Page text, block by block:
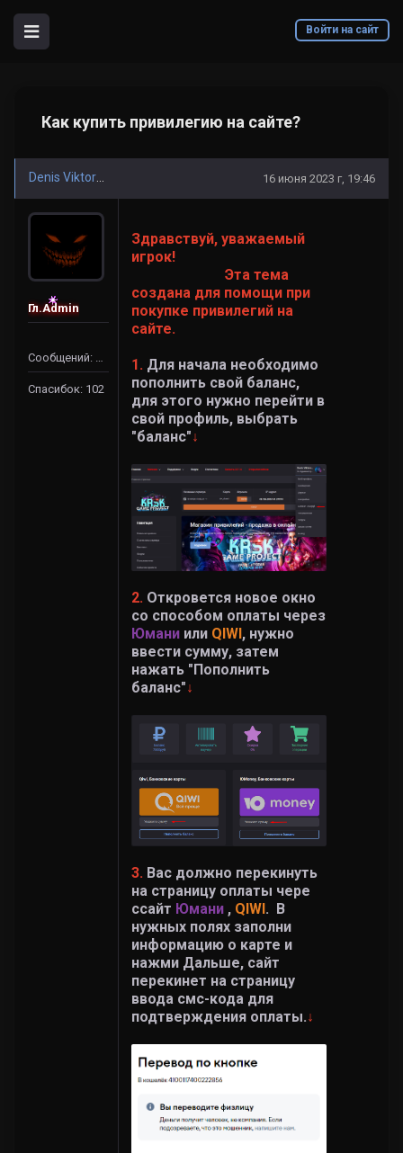
Войти на сайт
Как купить привилегию на сайте?
16 июня 2023 г, 19:46
Гл.Admin
Спасибок: 102
Здравствуй, уважаемый
игрок!
Эта тема
создана для помощи при
покупке привилегий на
сайте.
1. Для начала необходимо
пополнить свой баланс,
для этого нужно перейти в
свой профиль, выбрать
"баланс"↓
2. Откровется новое окно
со способом оплаты через
Юмани или QIWI, нужно
ввести сумму, затем
нажать "Пополнить
баланс"↓
3. Вас должно перекинуть
на страницу оплаты чере
ссайт Юмани , QIWI . В
нужных полях заполни
информацию о карте и
нажми Дальше, сайт
перекинет на страницу
ввода смс-кода для
подтверждения оплаты.↓